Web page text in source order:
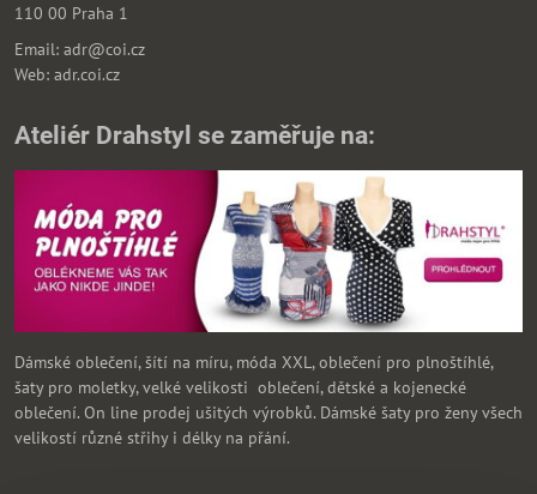
110 00 Praha 1
Email: adr@coi.cz
Web: adr.coi.cz
Ateliér Drahstyl se zaměřuje na:
Dámské oblečení, šítí na míru, móda XXL, oblečení pro plnoštíhlé,
šaty pro moletky, velké velikosti oblečení, dětské a kojenecké
oblečení. On line prodej ušitých výrobků. Dámské šaty pro ženy všech
velikostí různé střihy i délky na přání.